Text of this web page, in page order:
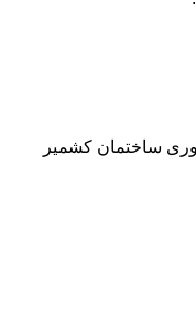
ساختمان کشمیر